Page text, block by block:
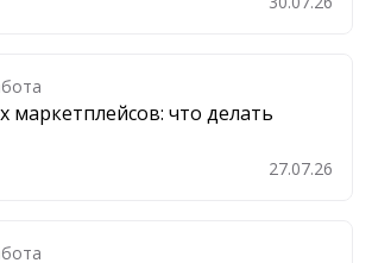
в закладки
маркетплейсов: что делать
в закладки 27.07.26